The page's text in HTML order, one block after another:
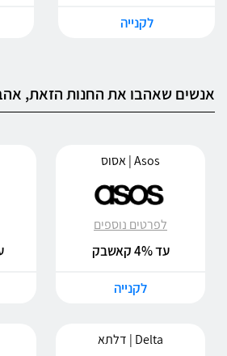
לקנייה
אנשים שאהבו את החנות הזאת,
Asos | אסוס
לפרטים נוספים
עד 4% קאשבק
לקנייה
Delta | דלתא